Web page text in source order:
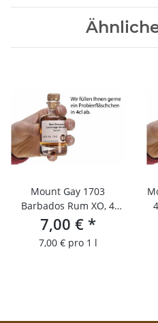
Mount Gay 1703
Barbados Rum XO, 4
CLProbierfläschchen
7,00 € *
7,00 € pro 1 l